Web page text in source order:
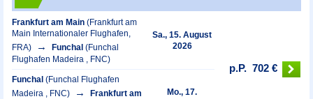
Frankfurt am Main (Frankfurt am
Main Internationaler Flughafen,
FRA)
Funchal (Funchal
Flughafen Madeira , FNC)
Sa., 15. August
2026
Funchal (Funchal Flughafen
Madeira , FNC)
Frankfurt am
Mo., 17.
p.P. 702 €